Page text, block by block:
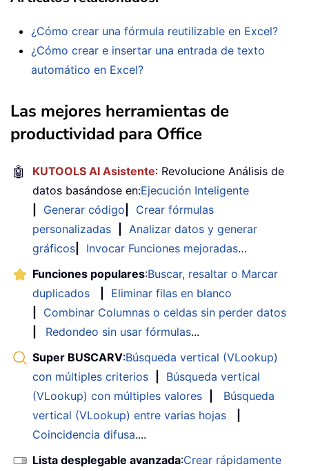
¿Cómo crear una fórmula reutilizable en Excel?
¿Cómo crear e insertar una entrada de texto
automático en Excel?
Las mejores herramientas de
productividad para Office
🤖 KUTOOLS AI Asistente: Revolucione Análisis de
datos basándose en:Ejecución Inteligente
Generar código
Crear fórmulas
personalizadas
Analizar datos y generar
gráficos
Invocar Funciones mejoradas…
Funciones populares:Buscar, resaltar o Marcar
duplicados
Eliminar filas en blanco
Combinar Columnas o celdas sin perder datos
Redondeo sin usar fórmulas...
Super BUSCARV:Búsqueda vertical (VLookup)
con múltiples criterios
Búsqueda vertical
(VLookup) con múltiples valores
Búsqueda
vertical (VLookup) entre varias hojas
Coincidencia difusa....
Lista desplegable avanzada:Crear rápidamente